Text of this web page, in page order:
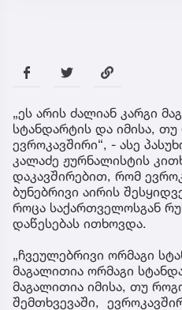
„ეს არის ძალიან კარგი
სტანდარტის და იმისა,
ევროკავშირი“, - ასე
კალაძე ჟურნალისტის
დაკავშირებით, რომ
ბუნებრივი აირის
როცა საქართველოსგან
დაწესებას ითხოვდა.
„ჩვეულებრივი ორმაგი
მაგალითია ორმაგი
მაგალითია იმისა, თუ
შემთხვევაში,